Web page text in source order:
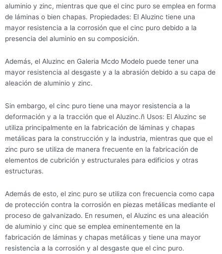
aluminio y zinc, mientras que que el cinc puro se emplea en forma
de láminas o bien chapas. Propiedades: El Aluzinc tiene una
mayor resistencia a la corrosión que el cinc puro debido a la
presencia del aluminio en su composición.
Además, el Aluzinc en Galeria Mcdo Modelo puede tener una
mayor resistencia al desgaste y a la abrasión debido a su capa de
aleación de aluminio y zinc.
Sin embargo, el cinc puro tiene una mayor resistencia a la
deformación y a la tracción que el Aluzinc.ñ Usos: El Aluzinc se
utiliza principalmente en la fabricación de láminas y chapas
metálicas para la construcción y la industria, mientras que que el
zinc puro se utiliza de manera frecuente en la fabricación de
elementos de cubrición y estructurales para edificios y otras
estructuras.
Además de esto, el zinc puro se utiliza con frecuencia como capa
de protección contra la corrosión en piezas metálicas mediante el
proceso de galvanizado. En resumen, el Aluzinc es una aleación
de aluminio y cinc que se emplea eminentemente en la
fabricación de láminas y chapas metálicas y tiene una mayor
resistencia a la corrosión y al desgaste que el cinc puro.